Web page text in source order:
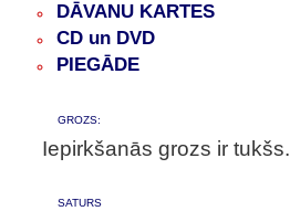
DĀVANU KARTES
CD un DVD
PIEGĀDE
GROZS:
Iepirkšanās grozs ir tukšs.
SATURS